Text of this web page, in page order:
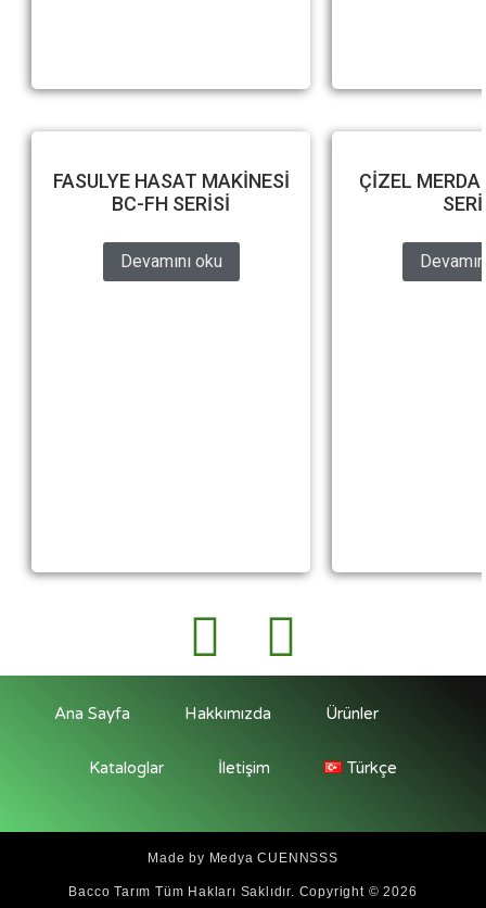
FASULYE HASAT MAKİNESİ
BC-FH SERİSİ
Devamını oku
ÇİZEL
Ana Sayfa Hakkımızda Ürünler
Kataloglar İletişim Türkçe
Made by Medya CUENNSSS
Bacco TarımTüm Hakları Saklıdır. Copyright © 2026